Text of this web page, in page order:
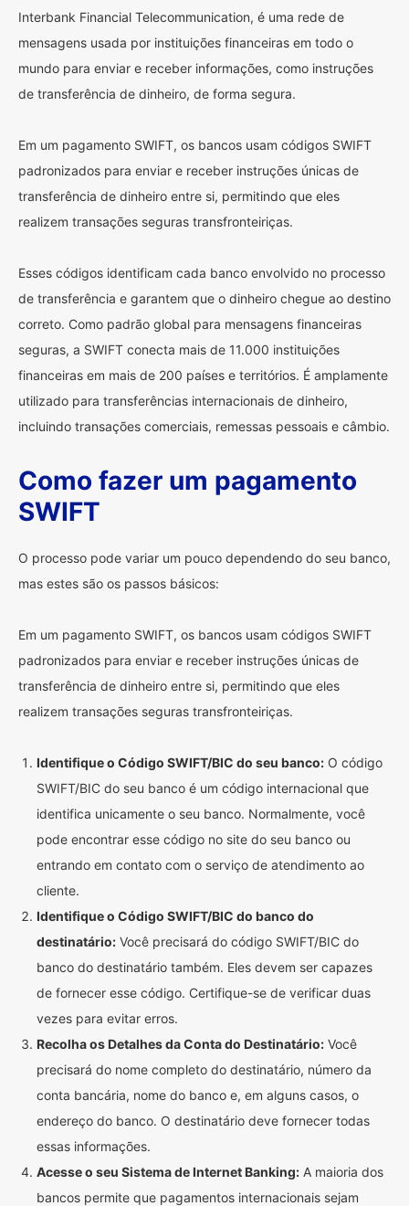
Interbank Financial Telecommunication, é uma rede de
mensagens usada por instituições financeiras em todo o
mundo para enviar e receber informações, como instruções
de transferência de dinheiro, de forma segura.
Em um pagamento SWIFT, os bancos usam códigos SWIFT
padronizados para enviar e receber instruções únicas de
transferência de dinheiro entre si, permitindo que eles
realizem transações seguras transfronteiriças.
Esses códigos identificam cada banco envolvido no processo
de transferência e garantem que o dinheiro chegue ao destino
correto. Como padrão global para mensagens financeiras
seguras, a SWIFT conecta mais de 11.000 instituições
financeiras em mais de 200 países e territórios. É amplamente
utilizado para transferências internacionais de dinheiro,
incluindo transações comerciais, remessas pessoais e câmbio.
Como fazer um pagamento
SWIFT
O processo pode variar um pouco dependendo do seu banco,
mas estes são os passos básicos:
Em um pagamento SWIFT, os bancos usam códigos SWIFT
padronizados para enviar e receber instruções únicas de
transferência de dinheiro entre si, permitindo que eles
realizem transações seguras transfronteiriças.
Identifique o Código SWIFT/BIC do seu banco: O código
SWIFT/BIC do seu banco é um código internacional que
identifica unicamente o seu banco. Normalmente, você
pode encontrar esse código no site do seu banco ou
entrando em contato com o serviço de atendimento ao
cliente.
Identifique o Código SWIFT/BIC do banco do
destinatário: Você precisará do código SWIFT/BIC do
banco do destinatário também. Eles devem ser capazes
de fornecer esse código. Certifique-se de verificar duas
vezes para evitar erros.
Recolha os Detalhes da Conta do Destinatário: Você
precisará do nome completo do destinatário, número da
conta bancária, nome do banco e, em alguns casos, o
endereço do banco. O destinatário deve fornecer todas
essas informações.
Acesse o seu Sistema de Internet Banking: A maioria dos
bancos permite que pagamentos internacionais sejam